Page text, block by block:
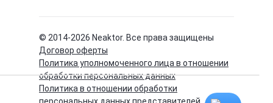
© 2014-2026 Neaktor. Все права защищены
Договор оферты
Политика уполномоченного лица в отношении
обработки персональных данных
Политика в отношении обработки
персональных данных представителей